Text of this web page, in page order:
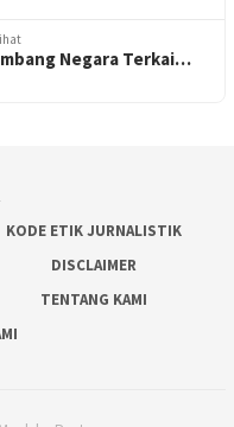
Negara Terkai…
KODE ETIK JURNALISTIK
DISCLAIMER
TENTANG KAMI